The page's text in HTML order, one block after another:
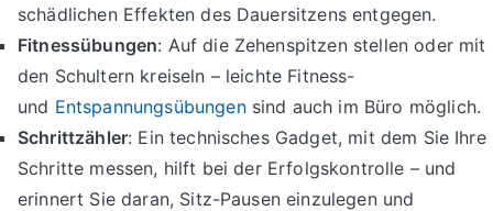
schädlichen Effekten des Dauersitzens entgegen.
Fitnessübungen: Auf die Zehenspitzen stellen oder mit
den Schultern kreiseln – leichte Fitness-
und Entspannungsübungensind auch im Büro möglich.
Schrittzähler: Ein technisches Gadget, mit dem Sie Ihre
Schritte messen, hilft bei der Erfolgskontrolle – und
erinnert Sie daran, Sitz-Pausen einzulegen und